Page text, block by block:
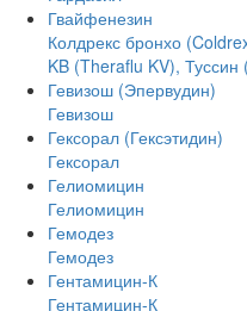
Гвайфенезин
Колдрекс бронхо
KB (Theraflu KV), Туссин
Гевизош (Эпервудин)
Гевизош
Гексорал (Гексэтидин)
Гексорал
Гелиомицин
Гелиомицин
Гемодез
Гемодез
Гентамицин-К
Гентамицин-К